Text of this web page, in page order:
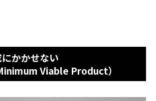
かかせない
Viable Product）